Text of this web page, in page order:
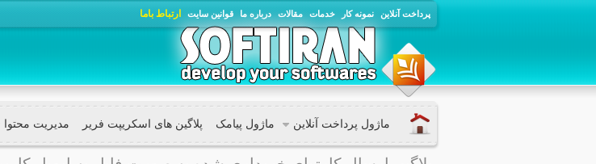
پرداخت آنلاین نمونه کار خدمات مقالات درباره ما قوانین سایت ارتباط با‌ما
ماژول پرداخت آنلاین ماژول پیامک پلاگین های اسکریپت فریر مدیریت محتوا